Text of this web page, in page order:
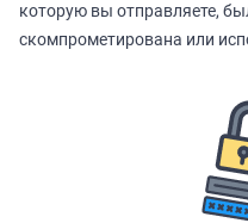
которую вы отправляете,
скомпрометирована или